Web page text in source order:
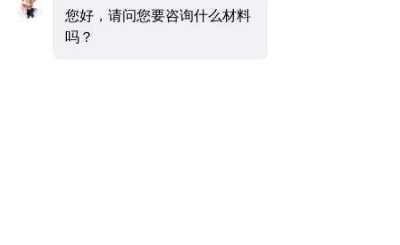
您好，请问您要咨询什么材料
吗？